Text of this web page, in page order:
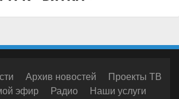
Архив новостей
Проекты ТВ
эфир Радио
Наши услуги